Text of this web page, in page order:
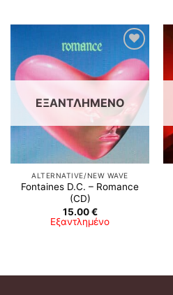
Προσθήκη
στη λίστα
επιθυμιών
ΕΞΑΝΤΛΗΜΈΝΟ
ALTERNATIVE/NEW WAVE
Fontaines D.C. – Romance
(CD)
15.00€
Εξαντλημένο